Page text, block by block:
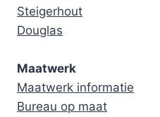
Steigerhout
Douglas
Maatwerk
Maatwerk informatie
Bureau op maat